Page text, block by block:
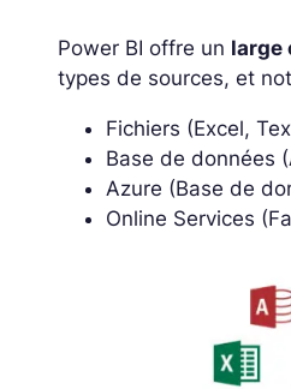
Power BI offre un large
types de sources, et
Fichiers (Excel,
Base de données
Azure (Base de
Online Services